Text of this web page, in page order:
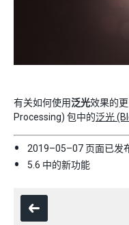
有关如何使用泛光效果的
Processing) 包中的泛光
2019–05–07 页面已发
5.6 中的新功能